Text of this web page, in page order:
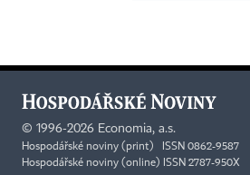
© 1996-2026 Economia, a.s.
Hospodářské noviny (print) ISSN 0862-9587
Hospodářské noviny (online) ISSN 2787-950X